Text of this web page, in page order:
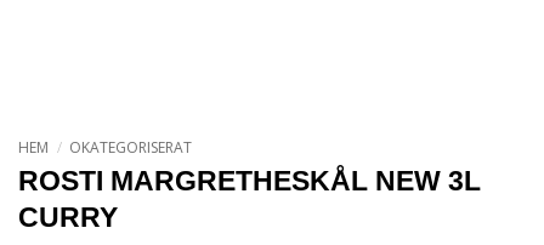
HEM / OKATEGORISERAT
ROSTI MARGRETHESKÅL NEW 3L
CURRY